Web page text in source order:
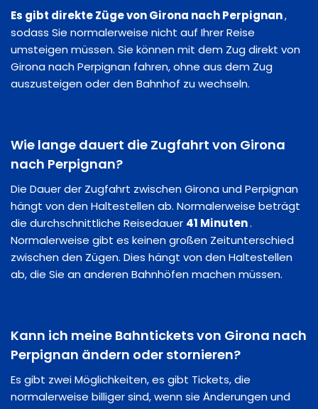
Es gibt direkte Züge von Girona nach Perpignan,
sodass Sie normalerweise nicht auf Ihrer Reise
umsteigen müssen. Sie können mit dem Zug direkt von
Girona nach Perpignan fahren, ohne aus dem Zug
auszusteigen oder den Bahnhof zu wechseln.
Wie lange dauert die Zugfahrt von Girona
nach Perpignan?
Die Dauer der Zugfahrt zwischen Girona und Perpignan
hängt von den Haltestellen ab. Normalerweise beträgt
die durchschnittliche Reisedauer 41 Minuten.
Normalerweise gibt es keinen großen Zeitunterschied
zwischen den Zügen. Dies hängt von den Haltestellen
ab, die Sie an anderen Bahnhöfen machen müssen.
Kann ich meine Bahntickets von Girona nach
Perpignan ändern oder stornieren?
Es gibt zwei Möglichkeiten, es gibt Tickets, die
normalerweise billiger sind, wenn sie Änderungen und